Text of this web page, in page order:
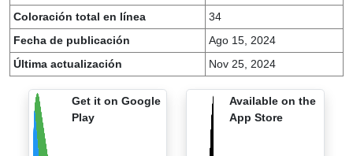
Coloración total en línea
34
Fecha de publicación
Ago 15, 2024
Última actualización
Nov 25, 2024
Get it on Google
Play
Available on the
App Store